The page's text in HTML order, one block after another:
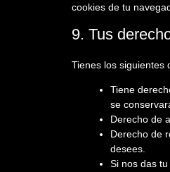
cookies de tu
9. Tus
Tienes los siguientes
Tiene
se
Derecho de
Derecho de
desees.
Si nos das